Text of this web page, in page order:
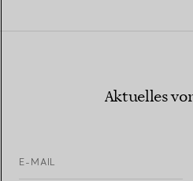
Aktuelles
E-MAIL